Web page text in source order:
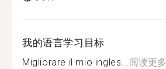
我的语言学习目标
Migliorare il mio ingles...阅读更多